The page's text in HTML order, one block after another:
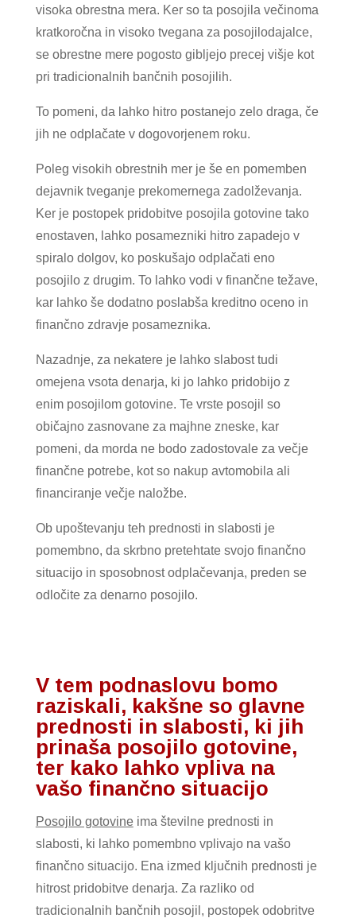
visoka obrestna mera. Ker so ta posojila večinoma
kratkoročna in visoko tvegana za posojilodajalce,
se obrestne mere pogosto gibljejo precej višje kot
pri tradicionalnih bančnih posojilih.
To pomeni, da lahko hitro postanejo zelo draga, če
jih ne odplačate v dogovorjenem roku.
Poleg visokih obrestnih mer je še en pomemben
dejavnik tveganje prekomernega zadolževanja.
Ker je postopek pridobitve posojila gotovine tako
enostaven, lahko posamezniki hitro zapadejo v
spiralo dolgov, ko poskušajo odplačati eno
posojilo z drugim. To lahko vodi v finančne težave,
kar lahko še dodatno poslabša kreditno oceno in
finančno zdravje posameznika.
Nazadnje, za nekatere je lahko slabost tudi
omejena vsota denarja, ki jo lahko pridobijo z
enim posojilom gotovine. Te vrste posojil so
običajno zasnovane za majhne zneske, kar
pomeni, da morda ne bodo zadostovale za večje
finančne potrebe, kot so nakup avtomobila ali
financiranje večje naložbe.
Ob upoštevanju teh prednosti in slabosti je
pomembno, da skrbno pretehtate svojo finančno
situacijo in sposobnost odplačevanja, preden se
odločite za denarno posojilo.
V tem podnaslovu bomo
raziskali, kakšne so glavne
prednosti in slabosti, ki jih
prinaša posojilo gotovine,
ter kako lahko vpliva na
vašo finančno situacijo
Posojilo gotovineima številne prednosti in
slabosti, ki lahko pomembno vplivajo na vašo
finančno situacijo. Ena izmed ključnih prednosti je
hitrost pridobitve denarja. Za razliko od
tradicionalnih bančnih posojil, postopek odobritve